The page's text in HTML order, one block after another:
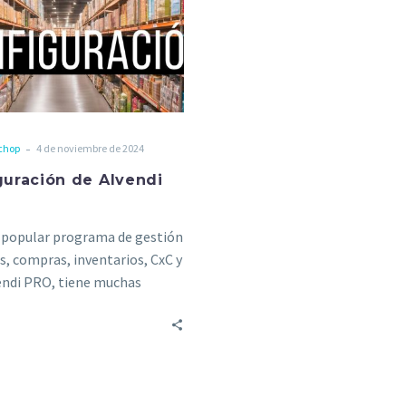
- 4 de noviembre de 2024
de Alvendi
programa de gestión
compras, inventarios, CxC y
PRO, tiene muchas